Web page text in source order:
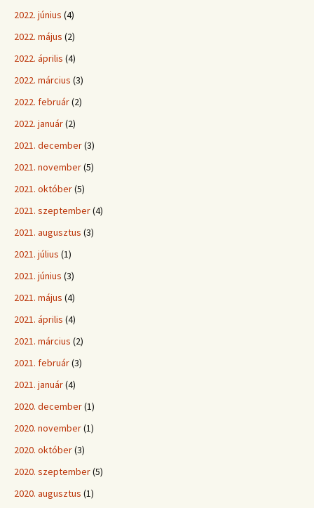
2022. június (4)
2022. május (2)
2022. április (4)
2022. március (3)
2022. február(2)
2022. január(2)
2021. december(3)
2021. november(5)
2021. október(5)
2021. szeptember(4)
2021. augusztus (3)
2021. július (1)
2021. június (3)
2021. május (4)
2021. április (4)
2021. március (2)
2021. február(3)
2021. január(4)
2020. december(1)
2020. november(1)
2020. október(3)
2020. szeptember(5)
2020. augusztus (1)